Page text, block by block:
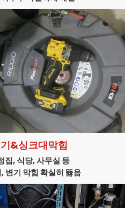
&싱크대막힘
집, 식당, 사무실 등
변기 막힘 확실히 뜷음